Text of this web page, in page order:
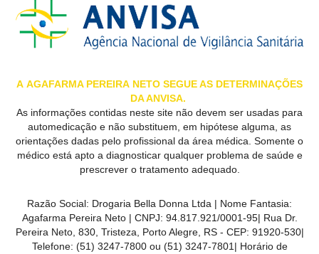
A AGAFARMA PEREIRA NETO SEGUE AS DETERMINAÇÕES
DA ANVISA.
As informações contidas neste site não devem ser usadas para
automedicação e não substituem, em hipótese alguma, as
orientações dadas pelo profissional da área médica. Somente o
médico está apto a diagnosticar qualquer problema de saúde e
prescrever o tratamento adequado.
Razão Social: Drogaria Bella Donna Ltda | Nome Fantasia:
Agafarma Pereira Neto | CNPJ: 94.817.921/0001-95| Rua Dr.
Pereira Neto, 830, Tristeza, Porto Alegre, RS - CEP: 91920-530|
Telefone: (51) 3247-7800 ou (51) 3247-7801| Horário de